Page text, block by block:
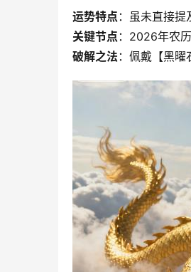
运势特点 ：虽未直接
关键节点 ：2026年农
破解之法 ：佩戴【黑曜